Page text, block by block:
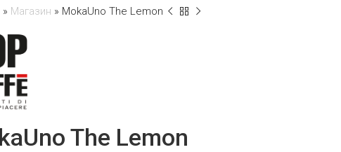
» Магазин » MokaUno The Lemon
The Lemon